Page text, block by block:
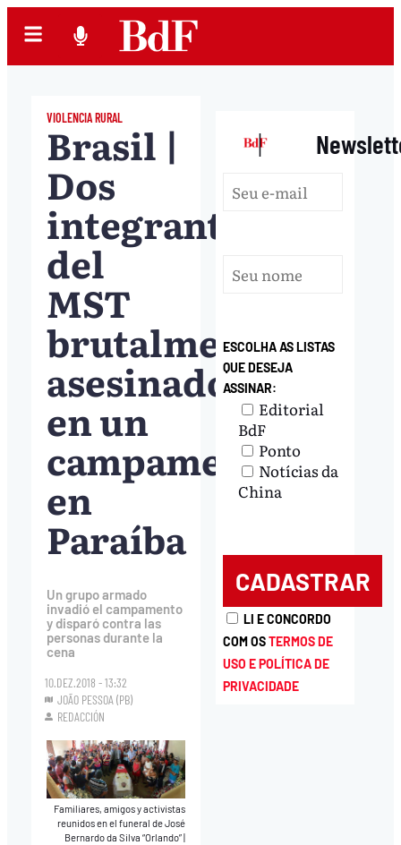
VIOLENCIA RURAL
Brasil |
Dos
integrantes
del
MST
brutalmente
asesinados
en un
campamento
en
Paraíba
Un grupo armado
invadió el campamento
y disparó contra las
personas durante la
cena
10.DEZ.2018 - 13:32
JOÃO PESSOA (PB)
REDACCIÓN
Familiares, amigos y activistas
reunidos en el funeral de José
Bernardo da Silva “Orlando”
|
ESCOLHA AS LISTAS
QUE DESEJA
ASSINAR:
Editorial
BdF
Ponto
Notícias da
China
LI E CONCORDO
COM OSTERMOS DE
USO E POLÍTICA DE
PRIVACIDADE